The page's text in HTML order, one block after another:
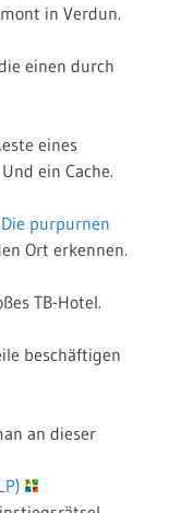
in Verdun.
einen durch
eines
ein Cache.
purpurnen
Ort erkennen.
TB-Hotel.
beschäftigen
an dieser